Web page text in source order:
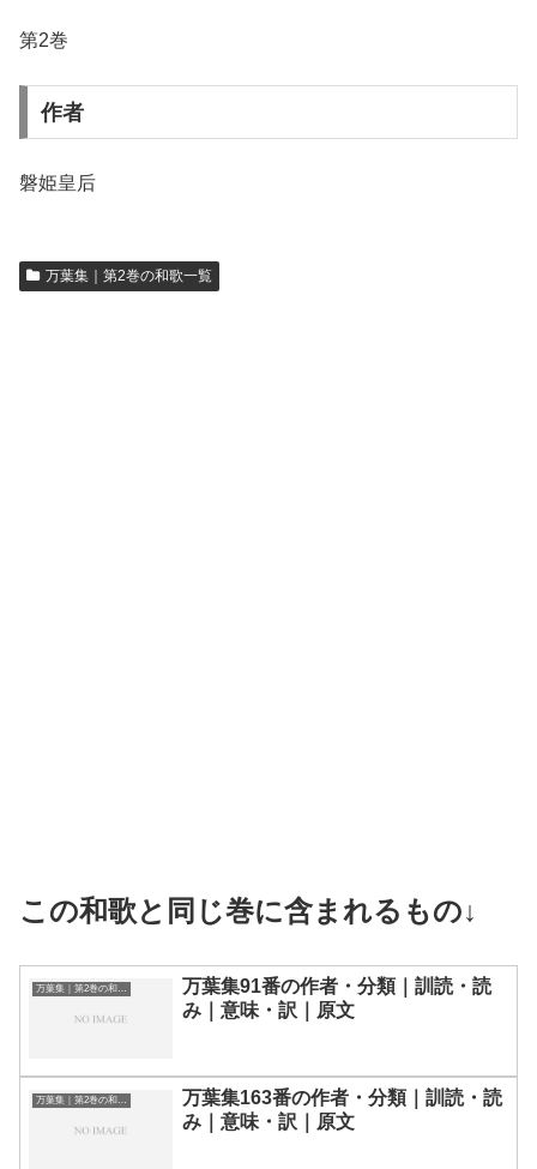
第2巻
作者
磐姫皇后
万葉集｜第2巻の和歌一覧
この和歌と同じ巻に含まれるもの↓
万葉集91番の作者・分類｜訓読・読
み｜意味・訳｜原文
万葉集｜第2巻の和歌一覧
万葉集163番の作者・分類｜訓読・読
み｜意味・訳｜原文